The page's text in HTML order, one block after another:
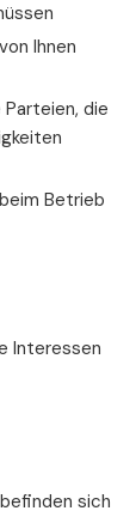
Ihnen
die
Betrieb
Interessen
sich